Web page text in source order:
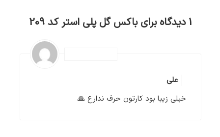
1 دیدگاه برای باکس گل پلی استر کد 209
علی
خیلی زیبا بود کارتون حرف ندارع 🙏